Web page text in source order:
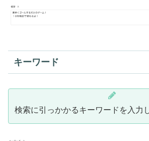
キーワード
検索に引っかかるキーワードを入力